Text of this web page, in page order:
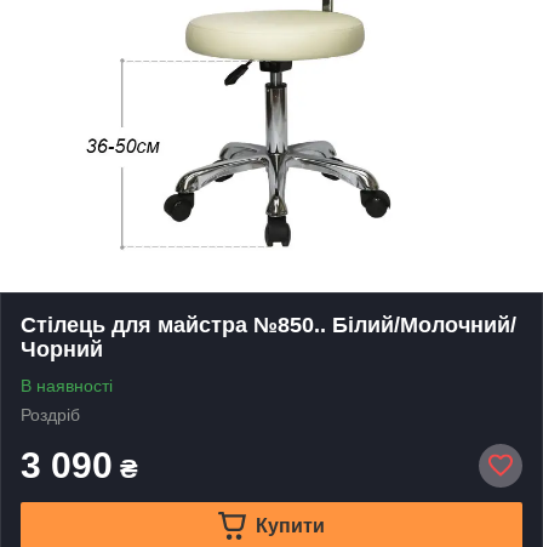
Стілець для майстра №850.. Білий/Молочний/
Чорний
В наявності
Роздріб
3 090 ₴
Купити